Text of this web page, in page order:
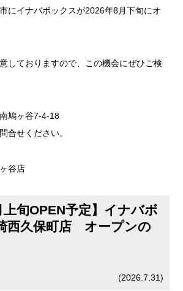
にイナバボックスが2026年8月下旬にオ
しておりますので、この機会にぜひご検
鳩ヶ谷7-4-18
合せください。
谷店
上旬OPEN予定】イナバボ
西久保町店 オープンの
(2026.7.31)